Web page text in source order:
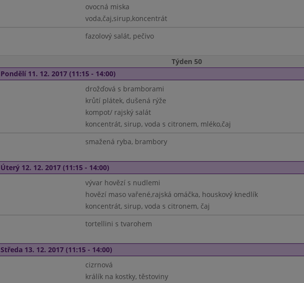
ovocná miska
voda,čaj,sirup,koncentrát
fazolový salát, pečivo
Týden 50
Pondělí 11. 12. 2017 (11:15 - 14:00)
drožďová s bramborami
krůtí plátek, dušená rýže
kompot/ rajský salát
koncentrát, sirup, voda s citronem, mléko,čaj
smažená ryba, brambory
Úterý 12. 12. 2017 (11:15 - 14:00)
vývar hovězí s nudlemi
hovězí maso vařené,rajská omáčka, houskový knedlík
koncentrát, sirup, voda s citronem, čaj
tortellini s tvarohem
Středa 13. 12. 2017 (11:15 - 14:00)
cizrnová
králík na kostky, těstoviny